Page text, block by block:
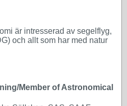
är intresserad av segelflyg,
och allt som har med natur
Member of Astronomical